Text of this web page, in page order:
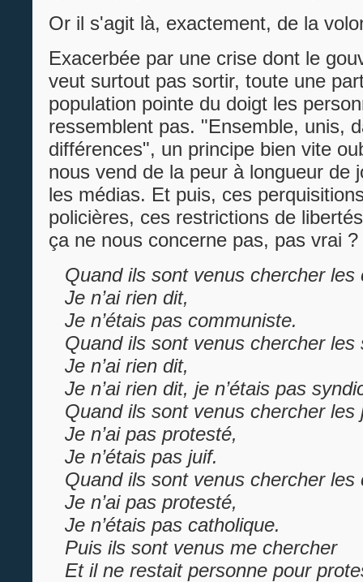
Or il s'agit là, exactement, de la
Exacerbée par une crise dont le
veut surtout pas sortir, toute une
population pointe du doigt les
ressemblent pas. "Ensemble, unis,
différences", un principe bien vite
nous vend de la peur à longueur de
les médias. Et puis, ces
policières, ces restrictions de
ça ne nous concerne pas, pas vrai ?
Quand ils sont venus chercher les
Je n’ai rien dit,
Je n’étais pas communiste.
Quand ils sont venus chercher les
Je n’ai rien dit,
Je n’ai rien dit, je n’étais pas
Quand ils sont venus chercher les
Je n’ai pas protesté,
Je n’étais pas juif.
Quand ils sont venus chercher les
Je n’ai pas protesté,
Je n’étais pas catholique.
Puis ils sont venus me chercher
Et il ne restait personne pour